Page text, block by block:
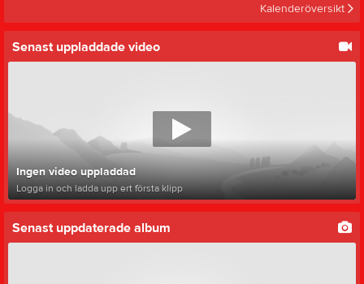
Kalenderöversikt
Senast uppladdade video
Ingen video uppladdad
Logga in och ladda upp ert första klipp
Senast uppdaterade album